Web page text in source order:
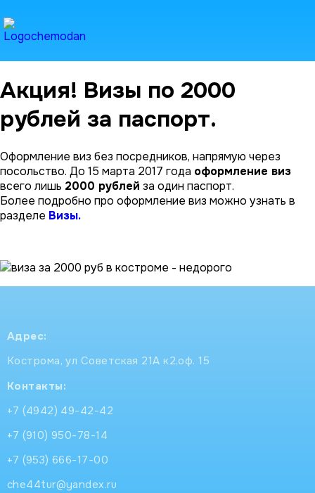
Акция! Визы по 2000
рублей за паспорт.
Оформление виз без посредников, напрямую через
посольство. До 15 марта 2017 года оформление виз
всего лишь 2000 рублей за один паспорт.
Более подробно про оформление виз можно узнать в
разделе Визы.
Адрес:
Кострома, ул Советская 21А к2,оф. 15
Контакты:
+7 (4942) 49-42-42
+7 (910) 950-78-14
+7 (953) 666-17-00
che44tur@yandex.ru